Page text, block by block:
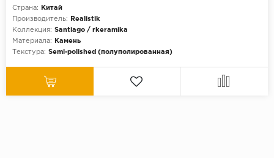
Страна:
Китай
Производитель:
Realistik
Коллекция: Santiago / rkeramika
Материала:
Камень
Текстура: Semi-polished (полуполированная)